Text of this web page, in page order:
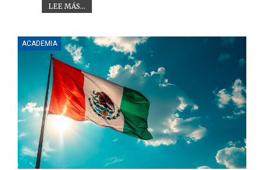
LEE MÁS...
ACADEMIA